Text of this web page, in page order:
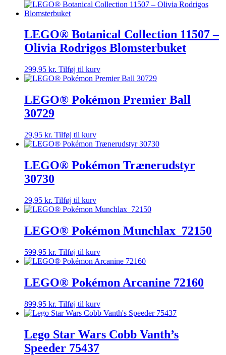
LEGO® Botanical Collection 11507 –
Olivia Rodrigos Blomsterbuket
299,95 kr. Tilføj til kurv
LEGO® Pokémon Premier Ball
30729
29,95 kr. Tilføj til kurv
LEGO® Pokémon Trænerudstyr
30730
29,95 kr. Tilføj til kurv
LEGO® Pokémon Munchlax 72150
599,95 kr. Tilføj til kurv
LEGO® Pokémon Arcanine 72160
899,95 kr. Tilføj til kurv
Lego Star Wars Cobb Vanth’s
Speeder 75437